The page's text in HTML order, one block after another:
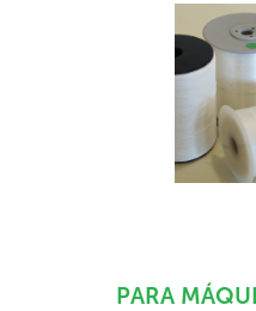
PARA